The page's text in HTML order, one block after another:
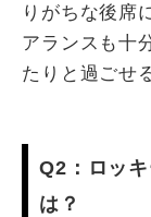
りがちな後席
アランスも十
たりと過ごせ
Q2：ロッ
は？